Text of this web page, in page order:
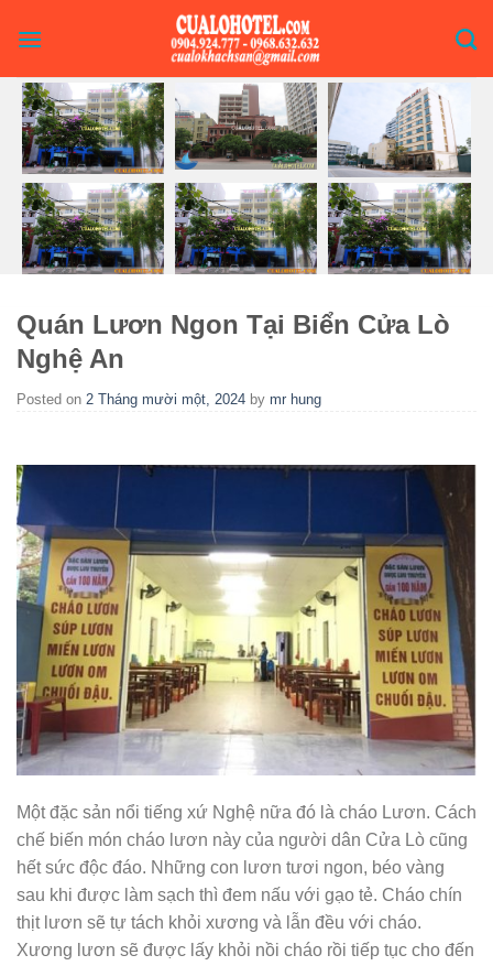
Quán Lươn Ngon Tại Biển Cửa Lò
Nghệ An
Posted on 2 Tháng mười một, 2024 by mr hung
Một đặc sản nổi tiếng xứ Nghệ nữa đó là cháo Lươn. Cách
chế biến món cháo lươn này của người dân Cửa Lò cũng
hết sức độc đáo. Những con lươn tươi ngon, béo vàng
sau khi được làm sạch thì đem nấu với gạo tẻ. Cháo chín
thịt lươn sẽ tự tách khỏi xương và lẫn đều với cháo.
Xương lươn sẽ được lấy khỏi nồi cháo rồi tiếp tục cho đến